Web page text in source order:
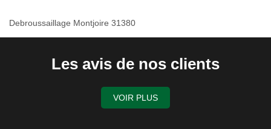
Debroussaillage Montjoire 31380
Les avis de nos clients
VOIR PLUS